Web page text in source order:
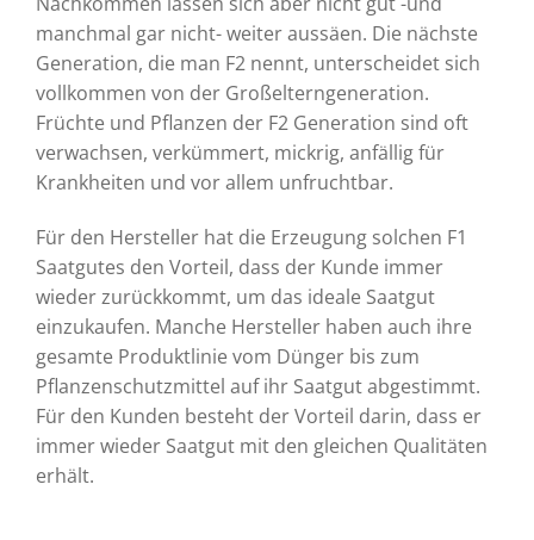
manchmal gar nicht- weiter aussäen. Die nächste
Generation, die man F2 nennt, unterscheidet sich
vollkommen von der Großelterngeneration.
Früchte und Pflanzen der F2 Generation sind oft
verwachsen, verkümmert, mickrig, anfällig für
Krankheiten und vor allem unfruchtbar.
Für den Hersteller hat die Erzeugung solchen F1
Saatgutes den Vorteil, dass der Kunde immer
wieder zurückkommt, um das ideale Saatgut
einzukaufen. Manche Hersteller haben auch ihre
gesamte Produktlinie vom Dünger bis zum
Pflanzenschutzmittel auf ihr Saatgut abgestimmt.
Für den Kunden besteht der Vorteil darin, dass er
immer wieder Saatgut mit den gleichen Qualitäten
erhält.